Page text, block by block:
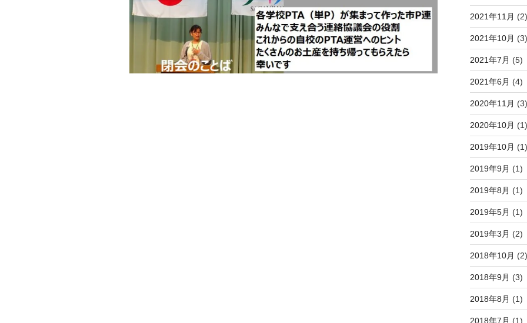
2021年11月 (2)
2021年10月 (3)
2021年7月 (5)
2021年6月 (4)
2020年11月 (3)
2020年10月 (1)
2019年10月 (1)
2019年9月 (1)
2019年8月 (1)
2019年5月 (1)
2019年3月 (2)
2018年10月 (2)
2018年9月 (3)
2018年8月 (1)
2018年7月 (1)